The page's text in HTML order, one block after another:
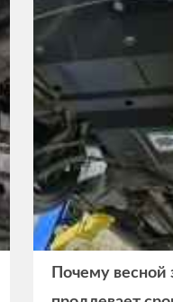
Почему весной